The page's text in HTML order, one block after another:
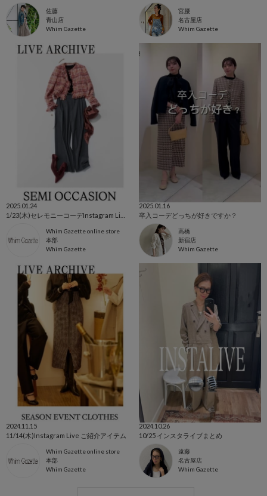
佐藤
青山店
Whim Gazette
宮腰
名古屋店
Whim Gazette
2025.01.24
Whim Gazette online store
本部
Whim Gazette
2025.01.16
卒入コーデどっちが好きですか？
高橋
新宿店
Whim Gazette
2024.11.15
11/14(木)Instagram Live ご紹介アイテム
Whim Gazette online store
本部
Whim Gazette
2024.10.26
10/25 インスタライブまとめ
遠藤
名古屋店
Whim Gazette